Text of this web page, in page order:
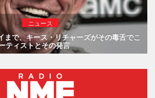
ニュース
まで、キース・リチャーズがその毒舌でこ
ティストとその発言